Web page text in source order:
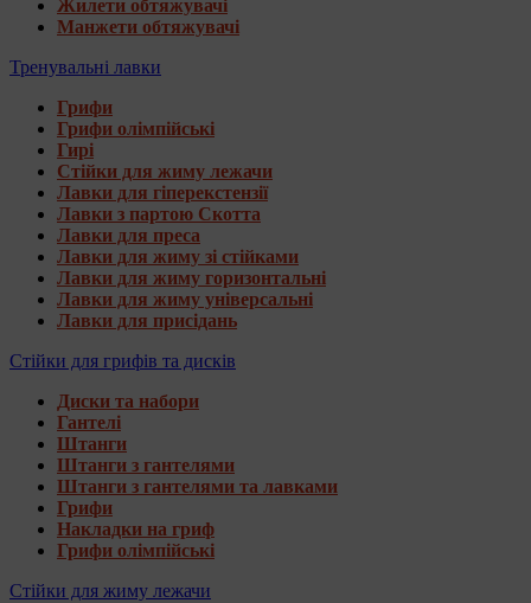
Жилети обтяжувачі
Манжети обтяжувачі
Тренувальні лавки
Грифи
Грифи олімпійські
Гирі
Стійки для жиму лежачи
Лавки для гіперекстензії
Лавки з партою Скотта
Лавки для преса
Лавки для жиму зі стійками
Лавки для жиму горизонтальні
Лавки для жиму універсальні
Лавки для присідань
Стійки для грифів та дисків
Диски та набори
Гантелі
Штанги
Штанги з гантелями
Штанги з гантелями та лавками
Грифи
Накладки на гриф
Грифи олімпійські
Стійки для жиму лежачи